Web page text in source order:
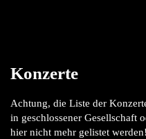
Konzerte
Achtung, die Liste der
in geschlossener Gesellschaft
hier nicht mehr gelistet werden!